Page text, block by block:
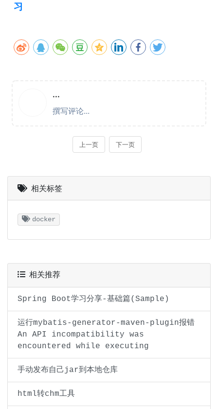
习
相关标签
docker
相关推荐
Spring Boot学习分享-基础篇(Sample)
运行mybatis-generator-maven-plugin报错
An API incompatibility was
encountered while executing
手动发布自己jar到本地仓库
html转chm工具